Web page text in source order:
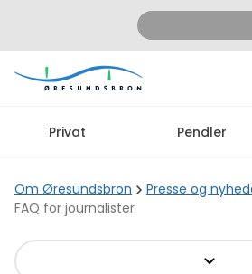
Privat Pendler
Om Øresundsbron
Presse og
FAQ for journalister